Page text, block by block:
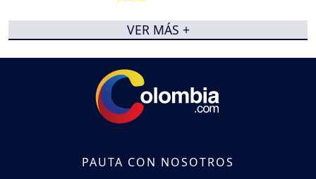
VER MÁS +
PAUTA CON NOSOTROS